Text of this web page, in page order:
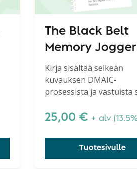
The Black Belt
Memory
Pocket Guide for
Six Sigma
2nd Edition
Kirja sisältää selkeän
kuvauksen DMAIC-
prosessista ja vastuista
ja työkaluja.
25,00 € + alv
Tuotesivulle